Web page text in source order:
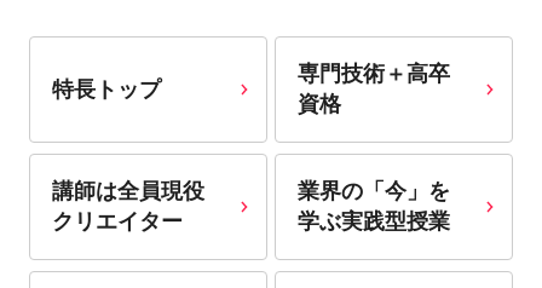
特長トップ
専門技術＋高卒
資格
講師は全員現役
クリエイター
業界の「今」を
学ぶ実践型授業